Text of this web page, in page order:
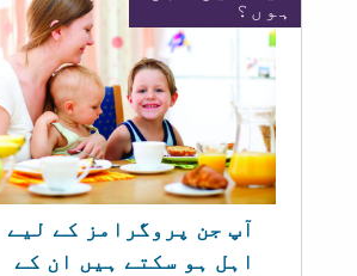
ہوں؟
آپ جن پروگرامز کے لیے
اہل ہو سکتے ہیں ان کے